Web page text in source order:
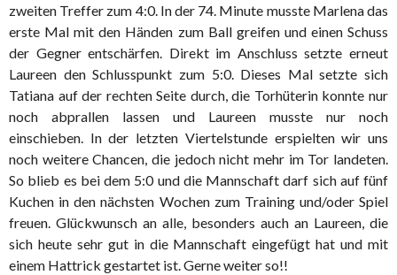
zweiten Treffer zum 4:0. In der 74. Minute musste Marlena das
erste Mal mit den Händen zum Ball greifen und einen Schuss
der Gegner entschärfen. Direkt im Anschluss setzte erneut
Laureen den Schlusspunkt zum 5:0. Dieses Mal setzte sich
Tatiana auf der rechten Seite durch, die Torhüterin konnte nur
noch abprallen lassen und Laureen musste nur noch
einschieben. In der letzten Viertelstunde erspielten wir uns
noch weitere Chancen, die jedoch nicht mehr im Tor landeten.
So blieb es bei dem 5:0 und die Mannschaft darf sich auf fünf
Kuchen in den nächsten Wochen zum Training und/oder Spiel
freuen. Glückwunsch an alle, besonders auch an Laureen, die
sich heute sehr gut in die Mannschaft eingefügt hat und mit
einem Hattrick gestartet ist. Gerne weiter so!!